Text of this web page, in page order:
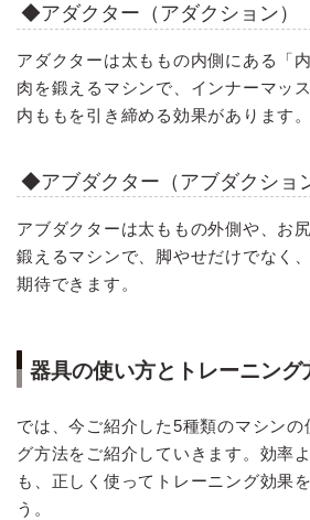
◆アダクター（アダクション）
アダクターは太ももの内側にある「
肉を鍛えるマシンで、インナーマッ
内ももを引き締める効果があります。
◆アブダクター（アブダクショ
アブダクターは太ももの外側や、お
鍛えるマシンで、脚やせだけでなく
期待できます。
器具の使い方とトレーニング
では、今ご紹介した5種類のマシン
グ方法をご紹介していきます。効率
も、正しく使ってトレーニング効果
う。